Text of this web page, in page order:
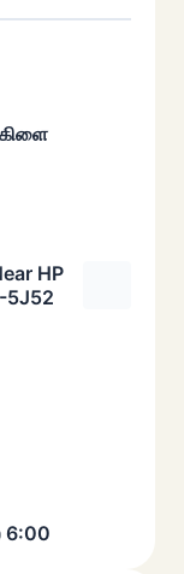
HP
5J52
6:00